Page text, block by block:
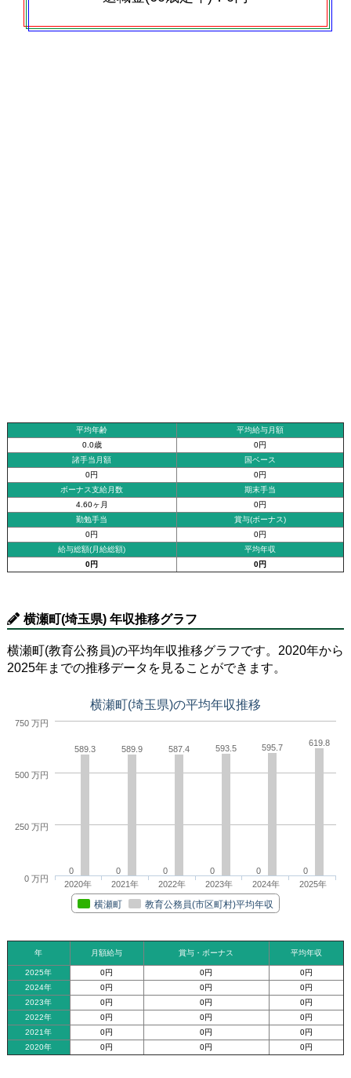
平均年齢
平均給与月額
0.0歳
0円
諸手当月額
国ベース
0円
0円
ボーナス支給月数
期末手当
4.60ヶ月
0円
勤勉手当
賞与(ボーナス)
0円
0円
給与総額(月給総額)
平均年収
0円
0円
横瀬町(埼玉県) 年収推移グラフ
横瀬町(教育公務員)の平均年収推移グラフです。2020年から
2025年までの推移データを見ることができます。
横瀬町(埼玉県)の平均年収推移
0 0 0 0 0 0
589.3 589.9 587.4 593.5 595.7 619.8
横瀬町 教育公務員(市区町村)平均年収
2020年 2021年 2022年 2023年 2024年 2025年
0 万円
250 万円
500 万円
750 万円
年 月額給与 賞与・ボーナス 平均年収
2025年 0円 0円
0円
2024年
0円 0円
0円
2023年
0円 0円
0円
2022年
0円 0円
0円
2021年
0円 0円
0円
2020年
0円 0円 0円